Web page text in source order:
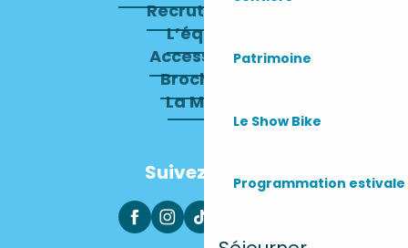
Patrimoine
Le Show Bike
Programmation estivale
Recrutement
L’équipe
Accessibilité
Brochures
La Mairie
Suivez-nous